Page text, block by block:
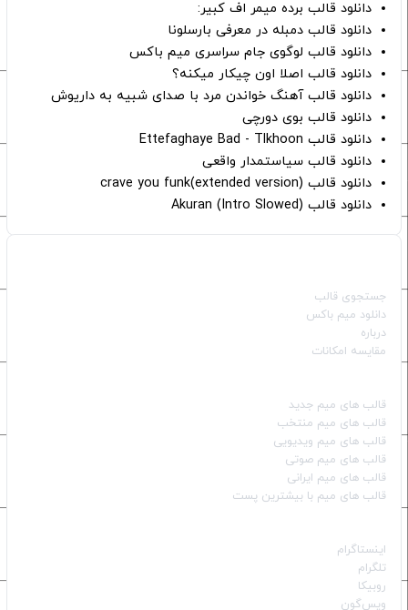
دانلود قالب برده میمر اف کبیر:
دانلود قالب دمبله در معرفی بارسلونا
دانلود قالب لوگوی جام سراسری میم باکس
دانلود قالب اصلا اون چیکار میکنه؟
دانلود قالب آهنگ خواندن مرد با صدای شبیه به داریوش
دانلود قالب بوی دورچی
دانلود قالب Ettefaghaye Bad - Tlkhoon
دانلود قالب سیاستمدار واقعی
دانلود قالب crave you funk(extended version)
دانلود قالب (Intro Slowed) Akuran
جستجوی قالب
دانلود میم باکس
درباره
مقایسه امکانات
قالب‌ های میم جدید
قالب‌ های میم منتخب
قالب‌ های میم ویدیویی
قالب‌ های میم صوتی
قالب‌ های میم ایرانی
قالب‌ های میم با بیشترین پست
اینستاگرام
تلگرام
روبیکا
ویس‌گون